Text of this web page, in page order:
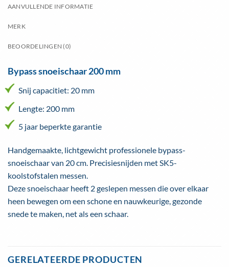
AANVULLENDE INFORMATIE
MERK
BEOORDELINGEN (0)
Bypass snoeischaar 200 mm
Snij capacitiet: 20 mm
Lengte: 200 mm
5 jaar beperkte garantie
Handgemaakte, lichtgewicht professionele bypass-
snoeischaar van 20 cm. Precisiesnijden met SK5-
koolstofstalen messen.
Deze snoeischaar heeft 2 geslepen messen die over elkaar
heen bewegen om een ​​schone en nauwkeurige, gezonde
snede te maken, net als een schaar.
GERELATEERDE PRODUCTEN